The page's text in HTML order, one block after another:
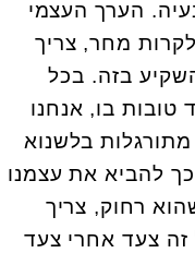
הערך העצמי
מחר, צריך
בזה. בכל
טובות בו, אנחנו
בלשנוא
להביא את עצמנו
רחוק, צריך
צעד אחרי צעד